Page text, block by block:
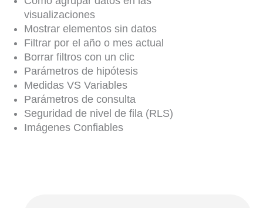
visualizaciones
Mostrar elementos sin datos
Filtrar por el año o mes actual
Borrar filtros con un clic
Parámetros de hipótesis
Medidas VS Variables
Parámetros de consulta
Seguridad de nivel de fila (RLS)
Imágenes Confiables